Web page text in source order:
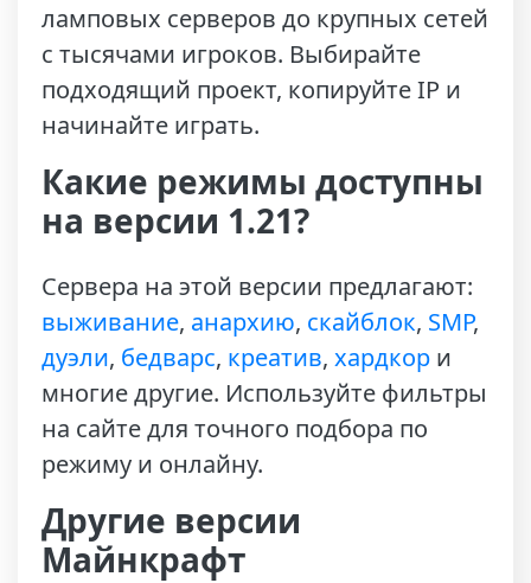
ламповых серверов до крупных сетей
с тысячами игроков. Выбирайте
подходящий проект, копируйте IP и
начинайте играть.
Какие режимы доступны
на версии 1.21?
Сервера на этой версии предлагают:
выживание, анархию, скайблок, SMP,
дуэли, бедварс, креатив, хардкор и
многие другие. Используйте фильтры
на сайте для точного подбора по
режиму и онлайну.
Другие версии
Майнкрафт